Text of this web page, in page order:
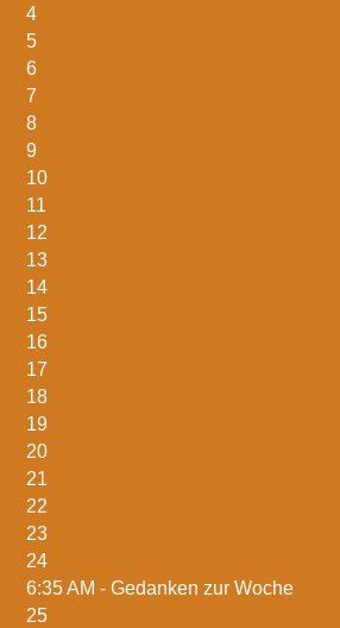
4
5
6
7
8
9
10
11
12
13
14
15
16
17
18
19
20
21
22
23
24
6:35 AM -Gedanken zur Woche
25